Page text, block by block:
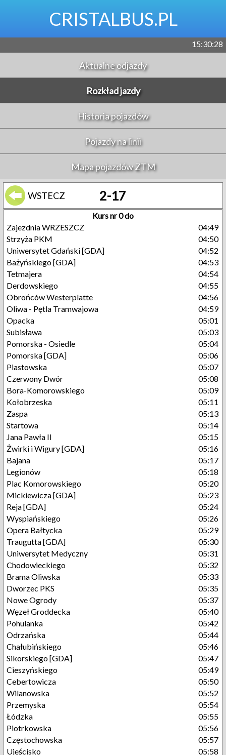
CRISTALBUS.PL
15:30:28
Aktualne odjazdy
Rozkład jazdy
Historia pojazdów
Pojazdy na linii
Mapa pojazdów ZTM
WSTECZ 2-17
Kurs nr 0 do
Zajezdnia WRZESZCZ
04:49
Strzyża PKM
04:50
Uniwersytet Gdański [GDA]
04:52
Bażyńskiego [GDA]
04:53
Tetmajera
04:54
Derdowskiego
04:55
Obrońców Westerplatte
04:56
Oliwa - Pętla Tramwajowa
04:59
Opacka
05:01
Subisława
05:03
Pomorska - Osiedle
05:04
Pomorska [GDA]
05:06
Piastowska
05:07
Czerwony Dwór
05:08
Bora-Komorowskiego
05:09
Kołobrzeska
05:11
Zaspa
05:13
Startowa
05:14
Jana Pawła II
05:15
Żwirki i Wigury [GDA]
05:16
Bajana
05:17
Legionów
05:18
Plac Komorowskiego
05:20
Mickiewicza [GDA]
05:23
Reja [GDA]
05:24
Wyspiańskiego
05:26
Opera Bałtycka
05:29
Traugutta [GDA]
05:30
Uniwersytet Medyczny
05:31
Chodowieckiego
05:32
Brama Oliwska
05:33
Dworzec PKS
05:35
Nowe Ogrody
05:37
Węzeł Groddecka
05:40
Pohulanka
05:42
Odrzańska
05:44
Chałubińskiego
05:46
Sikorskiego [GDA]
05:47
Cieszyńskiego
05:49
Cebertowicza
05:50
Wilanowska
05:52
Przemyska
05:54
Łódzka
05:55
Piotrkowska
05:56
Częstochowska
05:57
Ujeścisko
05:58